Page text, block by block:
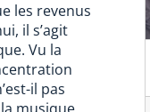
les revenus
il s’agit
Vu la
il pas